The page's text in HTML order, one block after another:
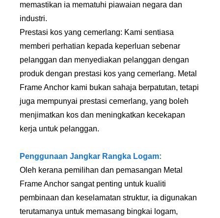
memastikan ia mematuhi piawaian negara dan
industri.
Prestasi kos yang cemerlang: Kami sentiasa
memberi perhatian kepada keperluan sebenar
pelanggan dan menyediakan pelanggan dengan
produk dengan prestasi kos yang cemerlang. Metal
Frame Anchor kami bukan sahaja berpatutan, tetapi
juga mempunyai prestasi cemerlang, yang boleh
menjimatkan kos dan meningkatkan kecekapan
kerja untuk pelanggan.
Penggunaan Jangkar Rangka Logam:
Oleh kerana pemilihan dan pemasangan Metal
Frame Anchor sangat penting untuk kualiti
pembinaan dan keselamatan struktur, ia digunakan
terutamanya untuk memasang bingkai logam,